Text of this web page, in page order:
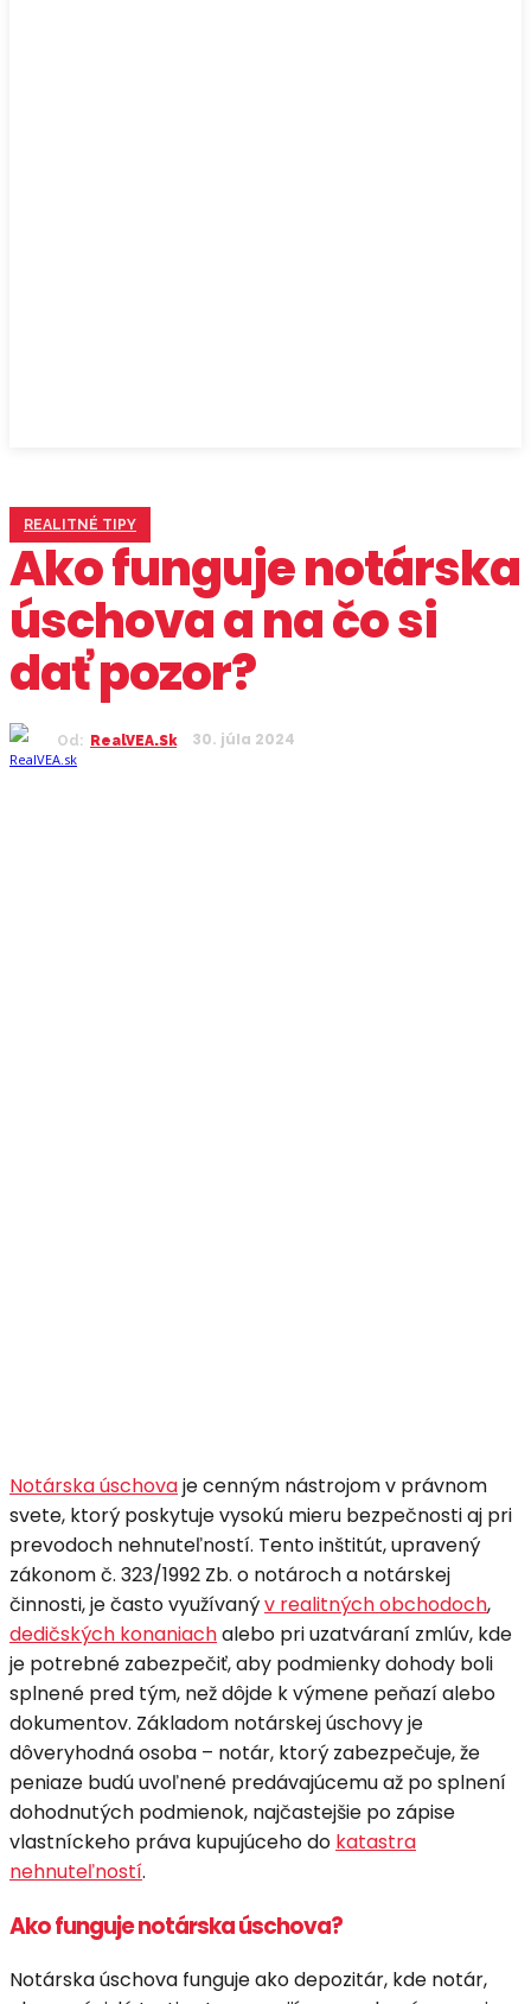
REALITNÉ TIPY
Ako funguje notárska
úschova a na čo si
dať pozor?
Od: RealVEA.sk 30. júla 2024
Notárska úschovaje cenným nástrojom v právnom
svete, ktorý poskytuje vysokú mieru bezpečnosti aj pri
prevodoch nehnuteľností. Tento inštitút, upravený
zákonom č. 323/1992 Zb. o notároch a notárskej
činnosti, je často využívanýv realitných obchodoch,
dedičských konaniachalebo pri uzatváraní zmlúv, kde
je potrebné zabezpečiť, aby podmienky dohody boli
splnené pred tým, než dôjde k výmene peňazí alebo
dokumentov. Základom notárskej úschovy je
dôveryhodná osoba – notár, ktorý zabezpečuje, že
peniaze budú uvoľnené predávajúcemu až po splnení
dohodnutých podmienok, najčastejšie po zápise
vlastníckeho práva kupujúceho do katastra
nehnuteľností.
Ako funguje notárska úschova?
Notárska úschova funguje ako depozitár, kde notár,